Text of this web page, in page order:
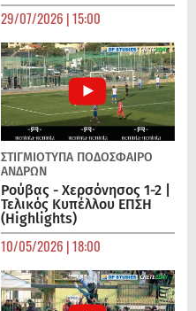
29/07/2026 | 15:00
ΣΤΙΓΜΙΟΤΥΠΑ ΠΟΔΌΣΦΑΙΡΟ
ΑΝΔΡΏΝ
Ρούβας - Χερσόνησος 1-2 |
Τελικός Κυπέλλου ΕΠΣΗ
(Highlights)
10/05/2026 | 18:00